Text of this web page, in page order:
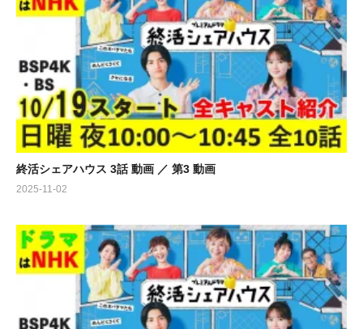
終活シェアハウス 3話 動画 ／ 第3 動画
2025-11-02